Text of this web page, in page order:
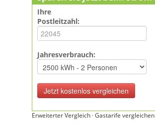
Ihre
Postleitzahl:
Jahresverbrauch:
Erweiterter Vergleich ·Gastarife vergleichen